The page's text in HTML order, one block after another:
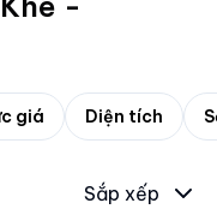
giá Diện tích
Sắp xếp